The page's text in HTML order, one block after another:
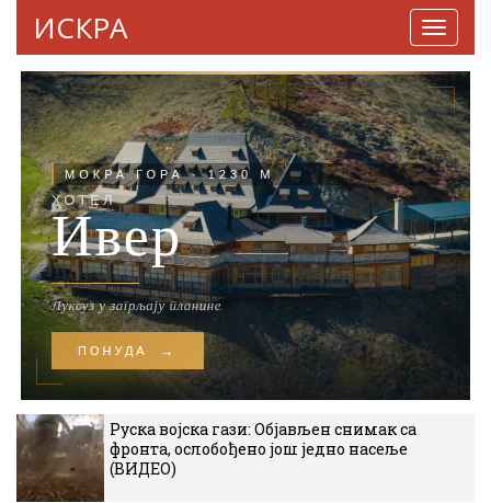
ИСКРА
Руска војска гази: Објављен снимак са
фронта, ослобођено још једно насеље
(ВИДЕО)